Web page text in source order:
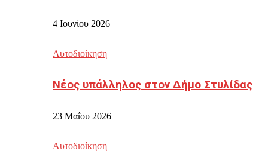
4 Ιουνίου 2026
Αυτοδιοίκηση
Νέος υπάλληλος στον Δήμο Στυλίδας
23 Μαΐου 2026
Αυτοδιοίκηση